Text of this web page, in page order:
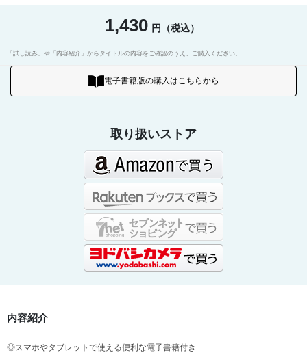
1,430 円（税込）
「試し読み」や「内容紹介」からタイトルの内容をご確認のうえ、ご購入ください。
電子書籍版の購入はこちらから
取り扱いストア
内容紹介
◎スマホやタブレットで使える便利な電子書籍付き